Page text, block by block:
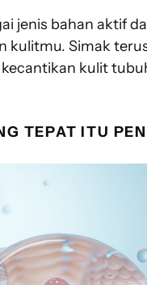
jenis bahan aktif
kulitmu. Simak
kulit
TEPAT ITU